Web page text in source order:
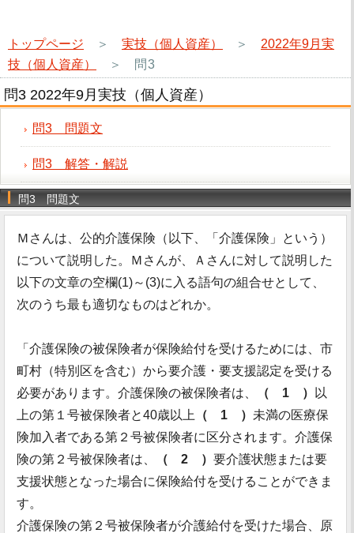
トップページ ＞ 実技（個人資産） ＞ 2022年9月実
技（個人資産）
＞ 問3
問3 2022年9月実技（個人資産）
問3 問題文
問3 解答・解説
問3 問題文
Ｍさんは、公的介護保険（以下、「介護保険」という）
について説明した。Ｍさんが、Ａさんに対して説明した
以下の文章の空欄(1)～(3)に入る語句の組合せとして、
次のうち最も適切なものはどれか。
「介護保険の被保険者が保険給付を受けるためには、市
町村（特別区を含む）から要介護・要支援認定を受ける
必要があります。介護保険の被保険者は、
（ 1 ）
以
上の第１号被保険者と40歳以上
（ 1 ） 未満の医療保
険加入者である第２号被保険者に区分されます。介護保
険の第２号被保険者は、
（ 2 ） 要介護状態または要
支援状態となった場合に保険給付を受けることができま
す。
介護保険の第２号被保険者が介護給付を受けた場合、原